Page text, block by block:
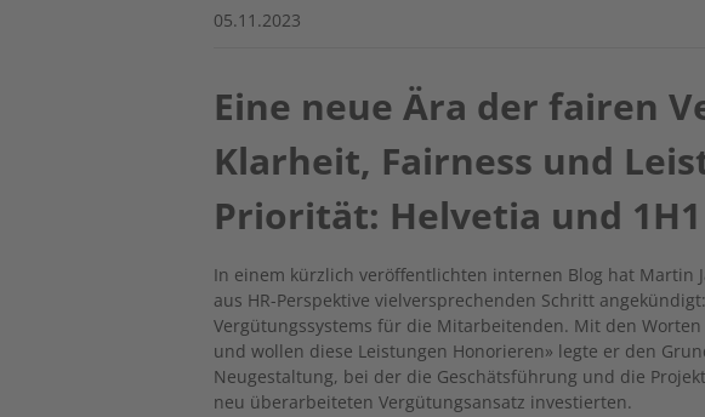
05.11.2023
Eine neue Ära der fairen
Klarheit, Fairness und
Priorität: Helvetia und
In einem kürzlich veröffentlichten internen Blog hat Martin
aus HR-Perspektive vielversprechenden Schritt
Vergütungssystems für die Mitarbeitenden. Mit den
und wollen diese Leistungen Honorieren» legte er den
Neugestaltung, bei der die Geschätsführung und die
neu überarbeiteten Vergütungsansatz investierten.